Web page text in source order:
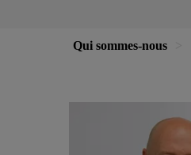
Qui sommes-nous